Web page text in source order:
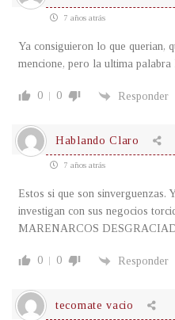
7 años atrás
Ya consiguieron lo que querian,
mencione, pero la ultima palabra
0 0 Responder
Hablando Claro
7 años atrás
Estos si que son sinverguenzas.
investigan con sus negocios
MARENARCOS
0 0 Responder
tecomate vacio